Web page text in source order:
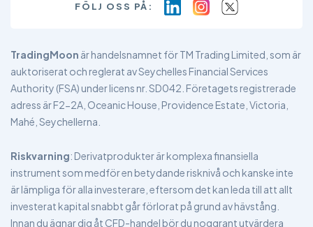
FÖLJ OSS PÅ:
TradingMoon är handelsnamnet för TM Trading Limited, som är
auktoriserat och reglerat av Seychelles Financial Services
Authority (FSA) under licens nr. SD042. Företagets registrerade
adress är F2-2A, Oceanic House, Providence Estate, Victoria,
Mahé, Seychellerna.
Riskvarning: Derivatprodukter är komplexa finansiella
instrument som medför en betydande risknivå och kanske inte
är lämpliga för alla investerare, eftersom det kan leda till att allt
investerat kapital snabbt går förlorat på grund av hävstång.
Innan du ägnar dig åt CFD-handel bör du noggrant utvärdera